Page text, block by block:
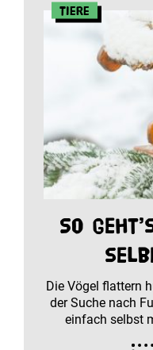
Tiere
So
Die Vögel flattern
der Suche nach
einfach selbst